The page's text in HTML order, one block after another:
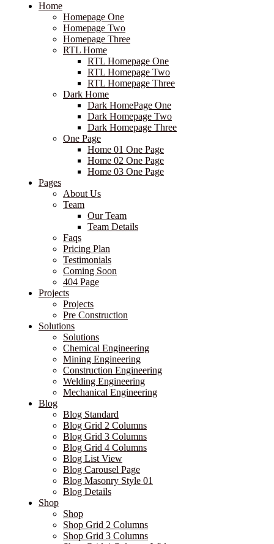
Home
Homepage One
Homepage Two
Homepage Three
RTL Home
RTL Homepage One
RTL Homepage Two
RTL Homepage Three
Dark Home
Dark HomePage One
Dark Homepage Two
Dark Homepage Three
One Page
Home 01 One Page
Home 02 One Page
Home 03 One Page
Pages
About Us
Team
Our Team
Team Details
Faqs
Pricing Plan
Testimonials
Coming Soon
404 Page
Projects
Projects
Pre Construction
Solutions
Solutions
Chemical Engineering
Mining Engineering
Construction Engineering
Welding Engineering
Mechanical Engineering
Blog
Blog Standard
Blog Grid 2 Columns
Blog Grid 3 Columns
Blog Grid 4 Columns
Blog List View
Blog Carousel Page
Blog Masonry Style 01
Blog Details
Shop
Shop
Shop Grid 2 Columns
Shop Grid 3 Columns